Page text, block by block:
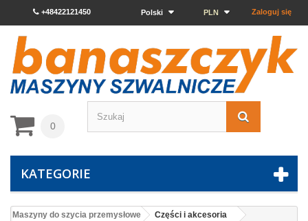
Zaloguj się
PLN
Polski
+48422121450
0
KATEGORIE
Maszyny do szycia przemysłowe
Części i akcesoria